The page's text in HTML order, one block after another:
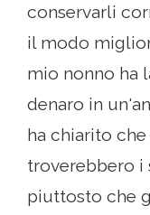
conservarli
il modo
mio ​​nonno ha
denaro in
ha chiarito
troverebbero i
piuttosto che